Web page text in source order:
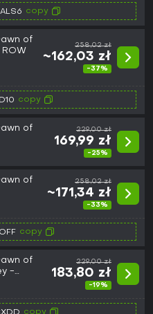
copy
of
258,02 zł
~162,03 zł
-37%
copy
of
229,00 zł
169,99 zł
-25%
of
258,02 zł
~171,34 zł
-33%
copy
of
-
229,00 zł
183,80 zł
-19%
copy